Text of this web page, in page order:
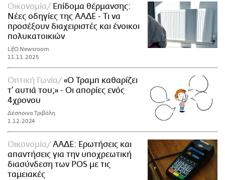
Οικονομία
Επίδομα θέρμανσης:
Νέες οδηγίες της ΑΑΔΕ - Τι να
προσέξουν διαχειριστές και ένοικοι
πολυκατοικιών
LifO Newsroom
11.11.2025
Οπτική Γωνία
«Ο Τραμπ καθαρίζει
τ’ αυτιά του;» - Οι απορίες ενός
4χρονου
Δέσποινα Τριβόλη
1.12.2024
Οικονομία
ΑΑΔΕ: Ερωτήσεις και
απαντήσεις για την υποχρεωτική
διασύνδεση των POS με τις
ταμειακές